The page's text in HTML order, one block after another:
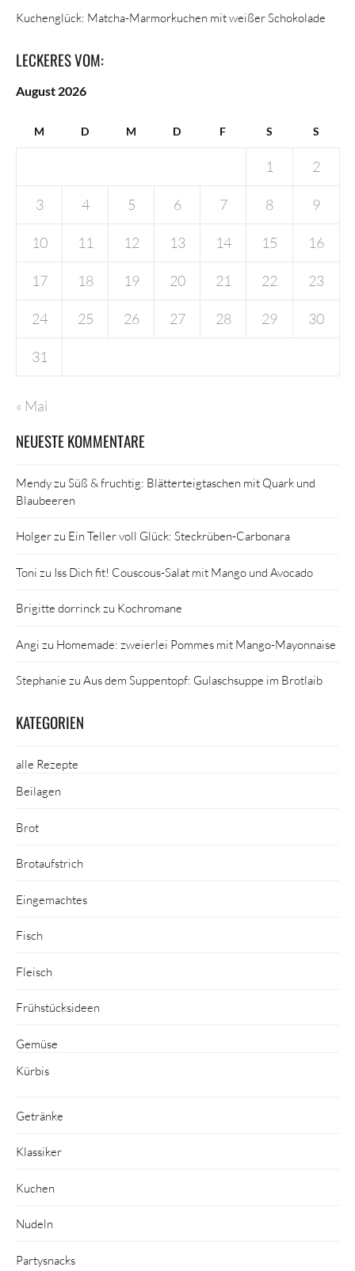
Kuchenglück: Matcha-Marmorkuchen mit weißer Schokolade
LECKERES VOM:
August 2026
M D M D F S S
1 2
3 4 5 6 7 8 9
10 11 12 13 14 15 16
17 18 19 20 21 22 23
24 25 26 27 28 29 30
31
« Mai
NEUESTE KOMMENTARE
Mendyzu Süß & fruchtig: Blätterteigtaschen mit Quark und
Blaubeeren
Holgerzu Ein Teller voll Glück: Steckrüben-Carbonara
Toni zu Iss Dich fit! Couscous-Salat mit Mango und Avocado
Brigitte dorrinckzu Kochromane
Angi zu Homemade: zweierlei Pommes mit Mango-Mayonnaise
Stephanie zu Aus dem Suppentopf: Gulaschsuppe im Brotlaib
KATEGORIEN
alle Rezepte
Beilagen
Brot
Brotaufstrich
Eingemachtes
Fisch
Fleisch
Frühstücksideen
Gemüse
Kürbis
Getränke
Klassiker
Kuchen
Nudeln
Partysnacks